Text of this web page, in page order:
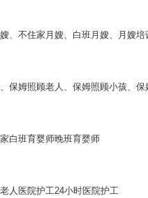
不住家月嫂、白班月嫂、月嫂培
姆照顾老人、保姆照顾小孩、保
班育婴师晚班育婴师
医院护工24小时医院护工